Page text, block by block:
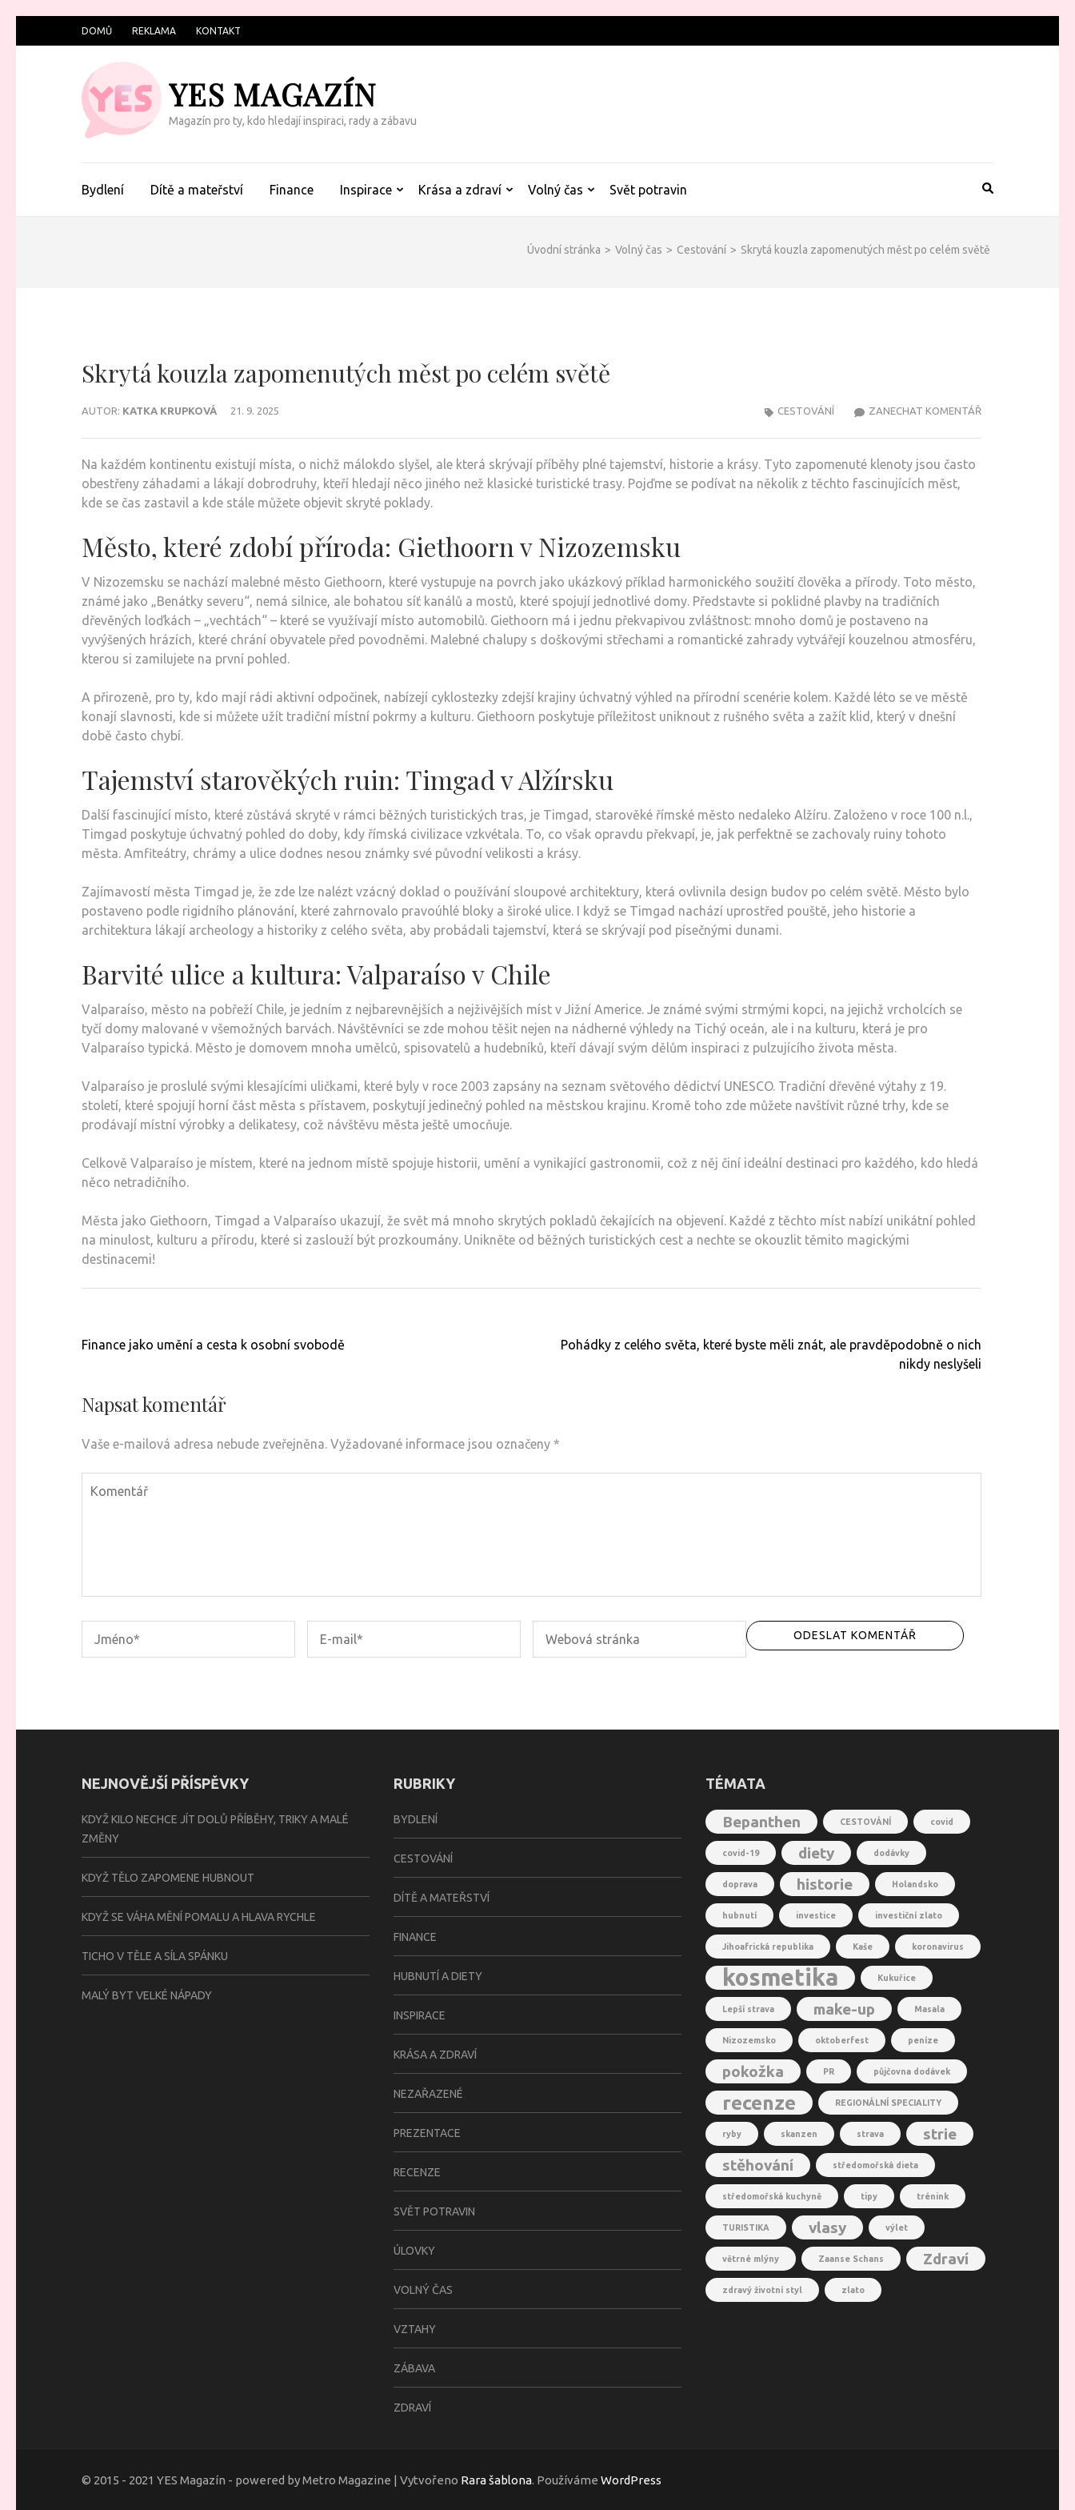
na
DOMŮ REKLAMA KONTAKT
YES MAGAZÍN
Magazín pro ty, kdo hledají inspiraci, rady a zábavu
Bydlení Dítě a mateřství Finance Inspirace Krása a zdraví Volný čas Svět potravin
Úvodní stránka > Volný čas > Cestování > Skrytá kouzla zapomenutých měst po celém světě
Skrytá kouzla zapomenutých měst po celém světě
AUTOR: KATKA KRUPKOVÁ 21. 9. 2025 ZANECHAT KOMENTÁŘNA
CESTOVÁNÍ
Na každém kontinentu existují místa, o nichž málokdo slyšel, ale která skrývají příběhy plné tajemství, historie a krásy. Tyto zapomenuté klenoty jsou často
obestřeny záhadami a lákají dobrodruhy, kteří hledají něco jiného než klasické turistické trasy. Pojďme se podívat na několik z těchto fascinujících měst,
kde se čas zastavil a kde stále můžete objevit skryté poklady.
Město, které zdobí příroda: Giethoorn v Nizozemsku
V Nizozemsku se nachází malebné město Giethoorn, které vystupuje na povrch jako ukázkový příklad harmonického soužití člověka a přírody. Toto město,
známé jako „Benátky severu“, nemá silnice, ale bohatou síť kanálů a mostů, které spojují jednotlivé domy. Představte si poklidné plavby na tradičních
dřevěných loďkách – „vechtách“ – které se využívají místo automobilů. Giethoorn má i jednu překvapivou zvláštnost: mnoho domů je postaveno na
vyvýšených hrázích, které chrání obyvatele před povodněmi. Malebné chalupy s doškovými střechami a romantické zahrady vytvářejí kouzelnou atmosféru,
kterou si zamilujete na první pohled.
A přirozeně, pro ty, kdo mají rádi aktivní odpočinek, nabízejí cyklostezky zdejší krajiny úchvatný výhled na přírodní scenérie kolem. Každé léto se ve městě
konají slavnosti, kde si můžete užít tradiční místní pokrmy a kulturu. Giethoorn poskytuje příležitost uniknout z rušného světa a zažít klid, který v dnešní
době často chybí.
Tajemství starověkých ruin: Timgad v Alžírsku
Další fascinující místo, které zůstává skryté v rámci běžných turistických tras, je Timgad, starověké římské město nedaleko Alžíru. Založeno v roce 100 n.l.,
Timgad poskytuje úchvatný pohled do doby, kdy římská civilizace vzkvétala. To, co však opravdu překvapí, je, jak perfektně se zachovaly ruiny tohoto
města. Amfiteátry, chrámy a ulice dodnes nesou známky své původní velikosti a krásy.
Zajímavostí města Timgad je, že zde lze nalézt vzácný doklad o používání sloupové architektury, která ovlivnila design budov po celém světě. Město bylo
postaveno podle rigidního plánování, které zahrnovalo pravoúhlé bloky a široké ulice. I když se Timgad nachází uprostřed pouště, jeho historie a
architektura lákají archeology a historiky z celého světa, aby probádali tajemství, která se skrývají pod písečnými dunami.
Barvité ulice a kultura: Valparaíso v Chile
Valparaíso, město na pobřeží Chile, je jedním z nejbarevnějších a nejživějších míst v Jižní Americe. Je známé svými strmými kopci, na jejichž vrcholcích se
tyčí domy malované v všemožných barvách. Návštěvníci se zde mohou těšit nejen na nádherné výhledy na Tichý oceán, ale i na kulturu, která je pro
Valparaíso typická. Město je domovem mnoha umělců, spisovatelů a hudebníků, kteří dávají svým dělům inspiraci z pulzujícího života města.
Valparaíso je proslulé svými klesajícími uličkami, které byly v roce 2003 zapsány na seznam světového dědictví UNESCO. Tradiční dřevěné výtahy z 19.
století, které spojují horní část města s přístavem, poskytují jedinečný pohled na městskou krajinu. Kromě toho zde můžete navštívit různé trhy, kde se
prodávají místní výrobky a delikatesy, což návštěvu města ještě umocňuje.
Celkově Valparaíso je místem, které na jednom místě spojuje historii, umění a vynikající gastronomii, což z něj činí ideální destinaci pro každého, kdo hledá
něco netradičního.
Města jako Giethoorn, Timgad a Valparaíso ukazují, že svět má mnoho skrytých pokladů čekajících na objevení. Každé z těchto míst nabízí unikátní pohled
na minulost, kulturu a přírodu, které si zaslouží být prozkoumány. Unikněte od běžných turistických cest a nechte se okouzlit těmito magickými
destinacemi!
Navigace
Finance jako umění a cesta k osobní svobodě
Pohádky z celého světa, které byste měli znát, ale pravděpodobně o nich
nikdy neslyšeli
Napsat komentář
Vaše e-mailová adresa nebude zveřejněna. Vyžadované informace jsou označeny *
NEJNOVĚJŠÍ PŘÍSPĚVKY
KDYŽ KILO NECHCE JÍT DOLŮ PŘÍBĚHY, TRIKY A MALÉ
ZMĚNY
KDYŽ TĚLO ZAPOMENE HUBNOUT
KDYŽ SE VÁHA MĚNÍ POMALU A HLAVA RYCHLE
TICHO V TĚLE A SÍLA SPÁNKU
MALÝ BYT VELKÉ NÁPADY
RUBRIKY
BYDLENÍ
CESTOVÁNÍ
DÍTĚ A MATEŘSTVÍ
FINANCE
HUBNUTÍ A DIETY
INSPIRACE
KRÁSA A ZDRAVÍ
NEZAŘAZENÉ
PREZENTACE
RECENZE
SVĚT POTRAVIN
ÚLOVKY
VOLNÝ ČAS
VZTAHY
ZÁBAVA
ZDRAVÍ
TÉMATA
Bepanthen CESTOVÁNÍ covid
covid-19 diety dodávky
doprava historie Holandsko
hubnutí investice investiční zlato
Jihoafrická republika Kaše koronavirus
kosmetika Kukuřice
Lepší strava make-up Masala
Nizozemsko oktoberfest peníze
pokožka PR půjčovna dodávek
recenze REGIONÁLNÍ SPECIALITY
ryby skanzen strava
strie
stěhování
středomořská dieta
středomořská kuchyně tipy trénink
TURISTIKA vlasy výlet
větrné mlýny Zaanse Schans Zdraví
zdravý životní styl zlato
© 2015 - 2021 YES Magazín - powered by Metro Magazine | Vytvořeno Rara šablona. Používáme WordPress